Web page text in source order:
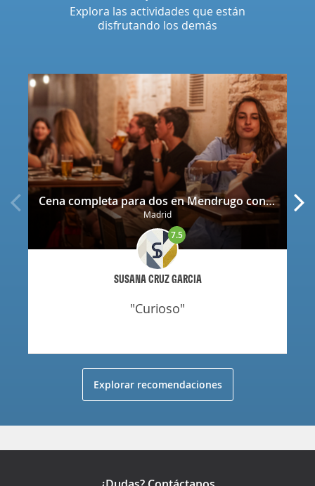
Cena completa para dos en Mendrugo con cerveza artesana incluida
Madrid
SUSANA CRUZ GARCIA
7.5
"curioso"
Explora las actividades que están
disfrutando los demás
Explorar recomendaciones